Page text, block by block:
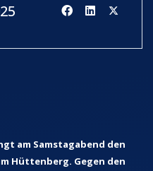
am Samstagabend den
Hüttenberg. Gegen den